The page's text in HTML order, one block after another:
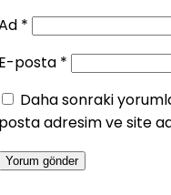
*
posta *
Daha sonraki
adresim ve site